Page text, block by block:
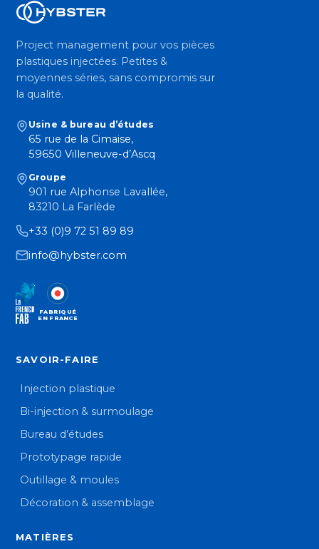
Project management pour vos pièces
plastiques injectées. Petites &
moyennes séries, sans compromis sur
la qualité.
Usine & bureau d’études
65 rue de la Cimaise,
59650 Villeneuve-d’Ascq
Groupe
901 rue Alphonse Lavallée,
83210 La Farlède
+33 (0)9 72 51 89 89
info@hybster.com
FABRIQUÉ
EN FRANCE
SAVOIR-FAIRE
Injection plastique
Bi-injection & surmoulage
Bureau d’études
Prototypage rapide
Outillage & moules
Décoration & assemblage
MATIÈRES